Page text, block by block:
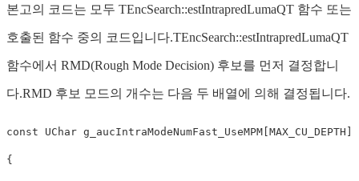
본고의 코드는 모두 TEncSearch::estIntrapredLumaQT 함수 또는
호출된 함수 중의 코드입니다.TEncSearch::estIntrapredLumaQT
함수에서 RMD(Rough Mode Decision) 후보를 먼저 결정합니
다.RMD 후보 모드의 개수는 다음 두 배열에 의해 결정됩니다.
const UChar g_aucIntraModeNumFast_UseMPM[MAX_CU_DEPTH]
{